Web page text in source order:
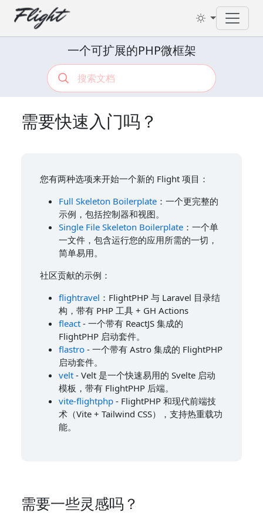
一个可扩展的PHP微框架
需要快速入门吗？
您有两种选项来开始一个新的 Flight 项目：
Full Skeleton Boilerplate ：一个更完整的
示例，包括控制器和视图。
Single File Skeleton Boilerplate ：一个单
一文件，包含运行您的应用所需的一切，
简单易用。
社区贡献的示例：
flightravel ：FlightPHP 与 Laravel 目录结
构，带有 PHP 工具 + GH Actions
fleact - 一个带有 ReactJS 集成的
FlightPHP 启动套件。
flastro - 一个带有 Astro 集成的 FlightPHP
启动套件。
velt - Velt 是一个快速易用的 Svelte 启动
模板，带有 FlightPHP 后端。
vite-flightphp - FlightPHP 和现代前端技
术（Vite + Tailwind CSS），支持热重载功
能。
需要一些灵感吗？